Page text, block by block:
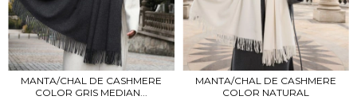
MANTA/CHAL DE CASHMERE
COLOR GRIS MEDIAN...
MANTA/CHAL DE CASHMERE
COLOR NATURAL